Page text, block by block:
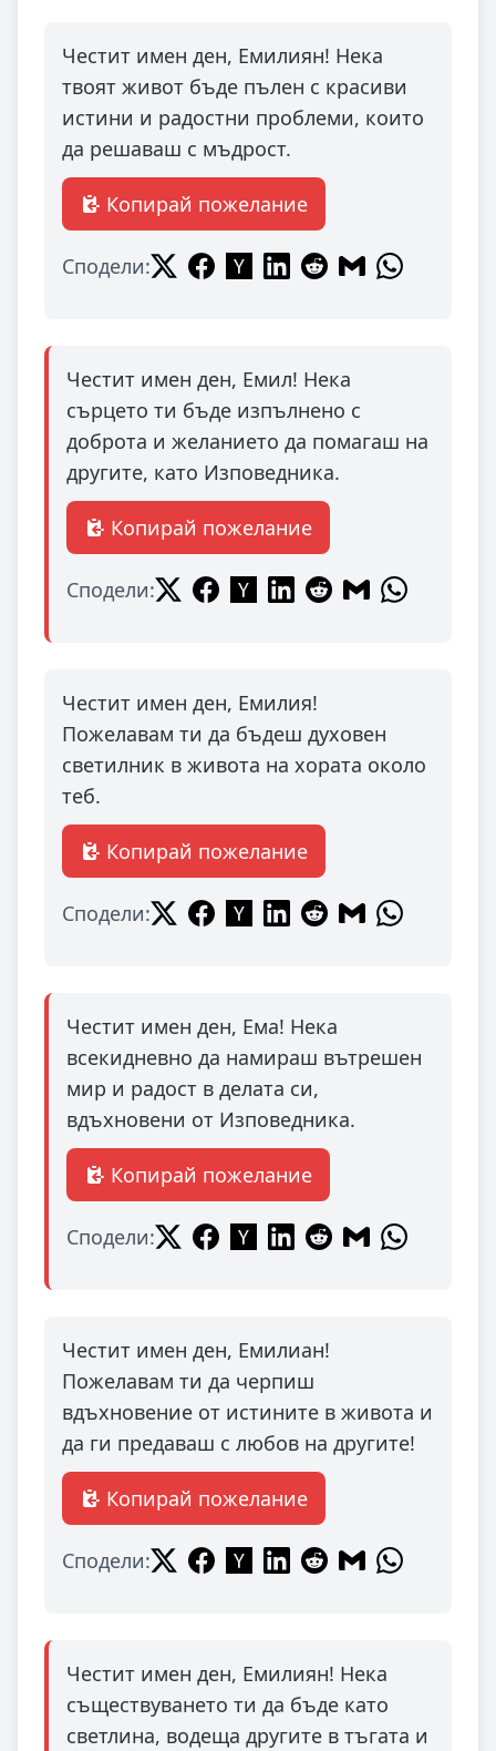
Честит имен ден, Емилиян! Нека
твоят живот бъде пълен с красиви
истини и радостни проблеми, които
да решаваш с мъдрост.
Копирай пожелание
Сподели:
Честит имен ден, Емил! Нека
сърцето ти бъде изпълнено с
доброта и желанието да помагаш на
другите, като Изповедника.
Копирай пожелание
Сподели:
Честит имен ден, Емилия!
Пожелавам ти да бъдеш духовен
светилник в живота на хората около
теб.
Копирай пожелание
Сподели:
Честит имен ден, Ема! Нека
всекидневно да намираш вътрешен
мир и радост в делата си,
вдъхновени от Изповедника.
Копирай пожелание
Сподели:
Честит имен ден, Емилиан!
Пожелавам ти да черпиш
вдъхновение от истините в живота и
да ги предаваш с любов на другите!
Копирай пожелание
Сподели:
Честит имен ден, Емилиян! Нека
съществуването ти да бъде като
светлина, водеща другите в тъгата и